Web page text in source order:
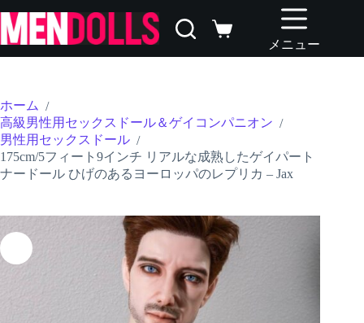
ン
テ
ン
ス
キ
ッ
プ
シ
グ
ー
ト
メニュー
ホーム /
高級男性用セックスドール＆ゲイコンパニオン /
男性用セックスドール /
175cm/5フィート9インチ リアルな成熟したゲイパート
ナードール ひげのあるヨーロッパのレプリカ – Jax